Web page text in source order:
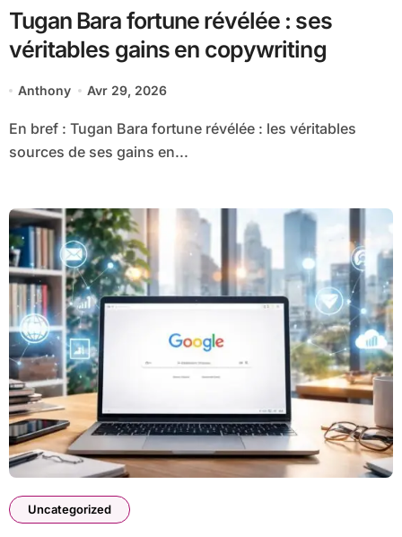
Tugan Bara fortune révélée : ses
véritables gains en copywriting
Anthony Avr 29, 2026
En bref : Tugan Bara fortune révélée : les véritables
sources de ses gains en...
Uncategorized